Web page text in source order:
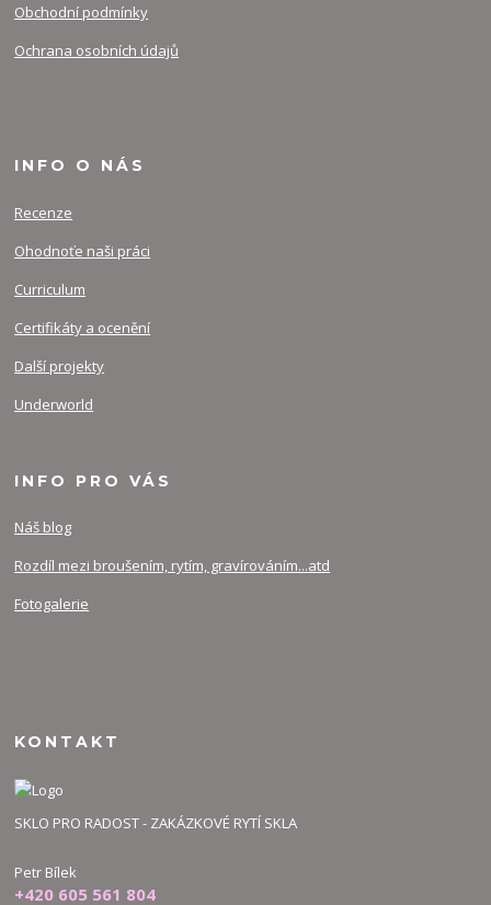
Obchodní podmínky
Ochrana osobních údajů
INFO O NÁS
Recenze
Ohodnoťe naši práci
Curriculum
Certifikáty a ocenění
Další projekty
Underworld
INFO PRO VÁS
Náš blog
Rozdíl mezi broušením, rytím, gravírováním...atd
Fotogalerie
KONTAKT
SKLO PRO RADOST - ZAKÁZKOVÉ RYTÍ SKLA
Petr Bílek
+420 605 561 804